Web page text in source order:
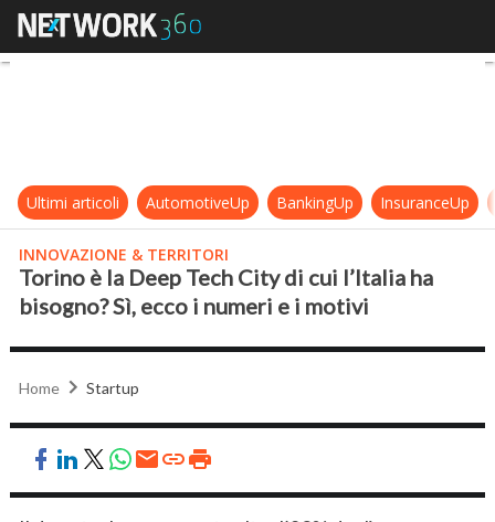
Torino è la Deep Tech City di cui
Ultimi articoli AutomotiveUp BankingUp InsuranceUp
INNOVAZIONE & TERRITORI
Torino è la Deep Tech City di cui l’Italia ha
bisogno? Sì, ecco i numeri e i motivi
Home Startup